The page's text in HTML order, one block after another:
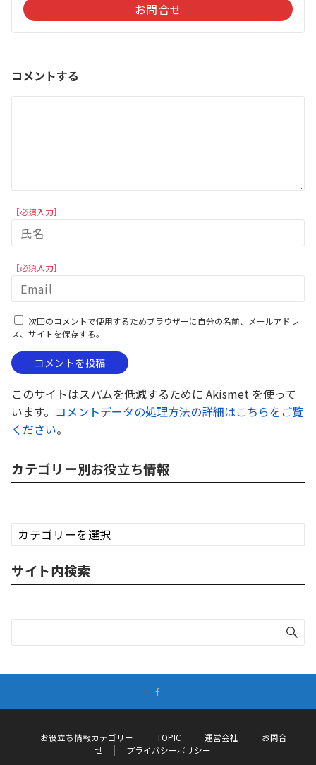
お問合せ
コメントする
［必須入力］
［必須入力］
次回のコメントで使用するためブラウザーに自分の名前、メールアドレ
ス、サイトを保存する。
このサイトはスパムを低減するために Akismet を使って
います。 コメントデータの処理方法の詳細はこちらをご覧
ください。
カテゴリー別お役立ち情報
カ
テ
リ
ー
お
立
サイト内検索
お役立ち情報カテゴリー TOPIC 運営会社
お問合
せ
プライバシーポリシー